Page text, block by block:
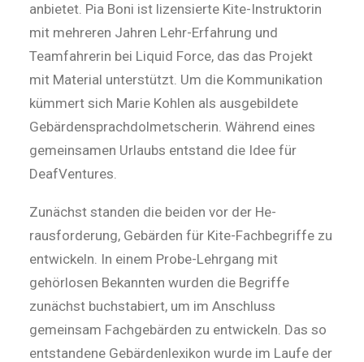
anbietet. Pia Boni ist lizensierte Kite-Instruktorin
mit mehre­­ren Jahren Lehr-Erfahrung und
Teamfahrerin bei Liquid Force, das das Projekt
mit Material unterstützt. Um die Kommunikation
kümmert sich Marie Kohlen als ausgebildete
Gebärdensprachdolmetscherin. Während eines
gemeinsamen Urlaubs entstand die Idee für
DeafVentures.
Zunächst standen die beiden vor der He­
rausforderung, Gebärden für Kite-Fachbegriffe zu
entwickeln. In einem Probe-Lehrgang mit
gehörlosen Bekannten wurden die Begriffe
zunächst buchstabiert, um im Anschluss
gemeinsam Fachgebärden zu ent­wickeln. Das so
entstandene Gebärden­lexikon wurde im Laufe der